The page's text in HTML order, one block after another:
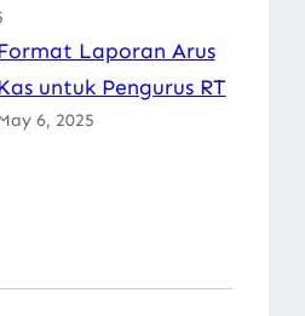
Laporan Arus
untuk Pengurus RT
6, 2025